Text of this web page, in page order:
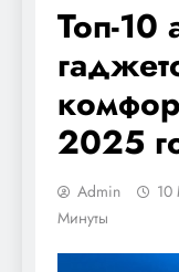
Топ-10
2025
Admin 10
Минуты